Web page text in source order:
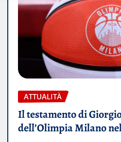
ATTUALITÀ
Il testamento di
dell’Olimpia Milano